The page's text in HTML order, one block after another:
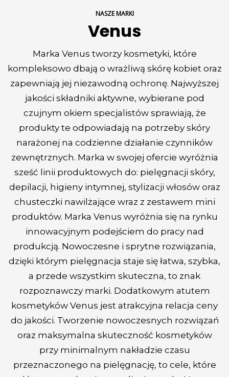
NASZE MARKI
Venus
Marka Venus tworzy kosmetyki, które
kompleksowo dbają o wrażliwą skórę kobiet oraz
zapewniają jej niezawodną ochronę. Najwyższej
jakości składniki aktywne, wybierane pod
czujnym okiem specjalistów sprawiają, że
produkty te odpowiadają na potrzeby skóry
narażonej na codzienne działanie czynników
zewnętrznych. Marka w swojej ofercie wyróżnia
sześć linii produktowych do: pielęgnacji skóry,
depilacji, higieny intymnej, stylizacji włosów oraz
chusteczki nawilżające wraz z zestawem mini
produktów. Marka Venus wyróżnia się na rynku
innowacyjnym podejściem do pracy nad
produkcją. Nowoczesne i sprytne rozwiązania,
dzięki którym pielęgnacja staje się łatwa, szybka,
a przede wszystkim skuteczna, to znak
rozpoznawczy marki. Dodatkowym atutem
kosmetyków Venus jest atrakcyjna relacja ceny
do jakości. Tworzenie nowoczesnych rozwiązań
oraz maksymalna skuteczność kosmetyków
przy minimalnym nakładzie czasu
przeznaczonego na pielęgnację, to cele, które